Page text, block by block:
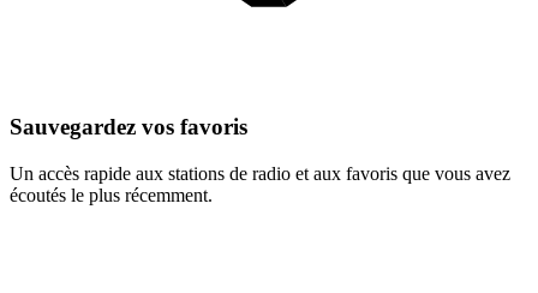
Sauvegardez vos favoris
Un accès rapide aux stations de radio et aux favoris que vous avez
écoutés le plus récemment.